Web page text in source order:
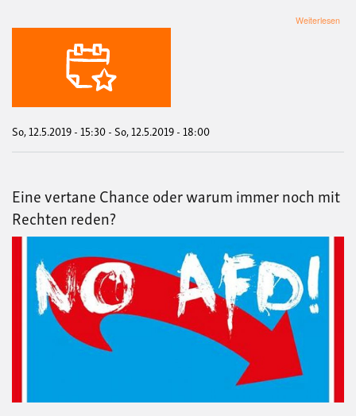
Weiterlesen
So, 12.5.2019 - 15:30-So, 12.5.2019 - 18:00
Eine vertane Chance oder warum immer noch mit
Rechten reden?